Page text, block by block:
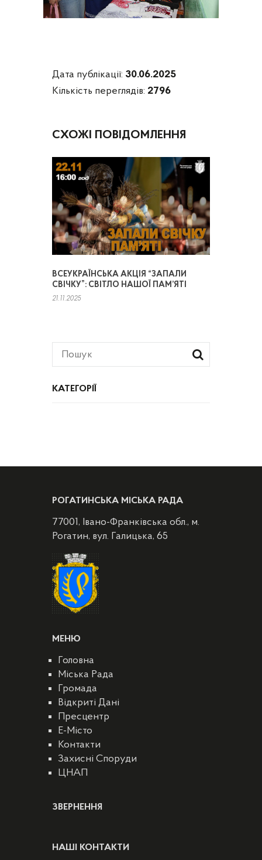
КАТЕГОРІЇ
Дата публікації: 30.06.2025
Кількість переглядів: 2796
СХОЖІ ПОВІДОМЛЕННЯ
ВСЕУКРАЇНСЬКА АКЦІЯ “ЗАПАЛИ
СВІЧКУ”: СВІТЛО НАШОЇ ПАМ’ЯТІ
21.11.2025
РОГАТИНСЬКА МІСЬКА РАДА
77001, Івано-Франківська обл., м.
Рогатин, вул. Галицька, 65
МЕНЮ
Головна
Міська Рада
Громада
Відкриті Дані
Пресцентр
E-Місто
Контакти
Захисні Споруди
ЦНАП
ЗВЕРНЕННЯ
НАШІ КОНТАКТИ